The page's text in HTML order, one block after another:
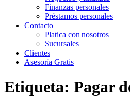
Finanzas personales
Préstamos personales
Contacto
Platica con nosotros
Sucursales
Clientes
Asesoría Gratis
Etiqueta: Pagar